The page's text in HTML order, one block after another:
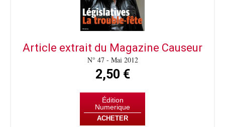
Article extrait du Magazine Causeur
N° 47 - Mai 2012
2,50 €
Édition
Numerique
ACHETER